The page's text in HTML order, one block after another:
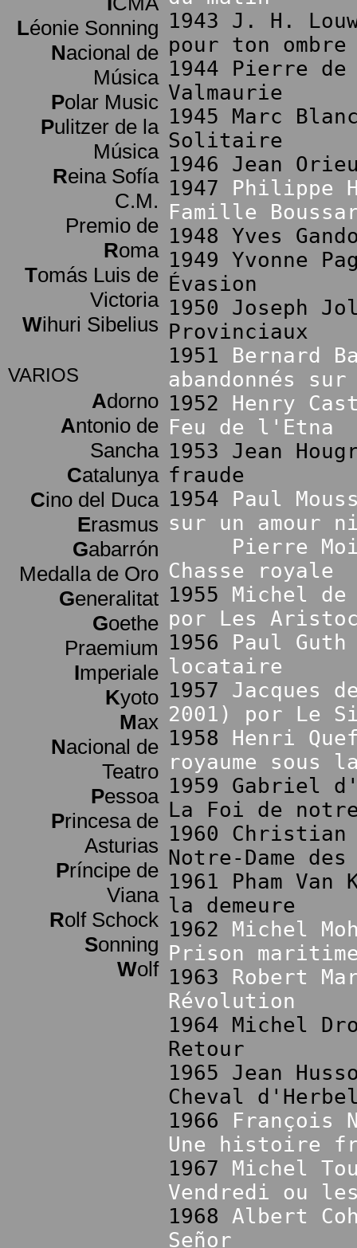
Léonie Sonning
Nacional de
Música
Polar Music
Pulitzer de la
Música
Reina Sofía
C.M.
Premio de
Roma
Tomás Luis de
Victoria
Wihuri Sibelius
VARIOS
Adorno
Antonio de
Sancha
Catalunya
Cino del Duca
Erasmus
Gabarrón
Medalla de Oro
Generalitat
Goethe
Praemium
Imperiale
Kyoto
Max
Nacional de
Teatro
Pessoa
Princesa de
Asturias
Príncipe de
Viana
Rolf Schock
Sonning
Wolf
1943 J. H.
pour ton ombre
1944 Pierre
Valmaurie
1945 Marc
Solitaire
1946 Jean
1947 Philippe
Famille
1948 Yves
1949 Yvonne
Évasion
1950 Joseph
Provinciaux
1951 Bernard
abandonnés
1952 Henry
Feu de l'Etna
1953 Jean
fraude
1954 Paul
sur un amour
Pierre
Chasse royale
1955 Michel
por Les
1956 Paul
locataire
1957 Jacques
2001) por Le
1958 Henri
royaume sous
1959 Gabriel
La Foi de
1960 Christian
Notre-Dame des
1961 Pham
la demeure
1962 Michel
Prison
1963 Robert
Révolution
1964 Michel
Retour
1965 Jean
Cheval
1966 François
Une histoire
1967 Michel
Vendredi ou
1968 Albert
Señor